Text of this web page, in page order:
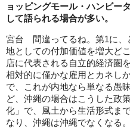
ョッピングモール・ハンビー
して語られる場合が多い。
宮台 間違ってるね。第1に、
地としての付加価値を増大ど
店に代表される自立的経済圏
相対的に僅かな雇用とカネし
で、これが内地なら単なる愚
ど、沖縄の場合はこうした政
化」で、風土から生活形式ま
なり、沖縄は沖縄でなくなる。